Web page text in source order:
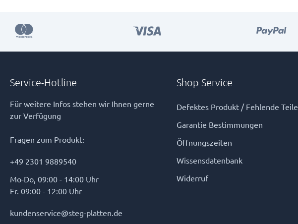
Service-Hotline
Für weitere Infos stehen wir Ihnen gerne
zur Verfügung
Fragen zum Produkt:
+49 2301 9889540
Mo-Do, 09:00 - 14:00 Uhr
Fr. 09:00 - 12:00 Uhr
kundenservice@steg-platten.de
Shop Service
Defektes Produkt / Fehlende Teile
Garantie Bestimmungen
Öffnungszeiten
Wissensdatenbank
Widerruf